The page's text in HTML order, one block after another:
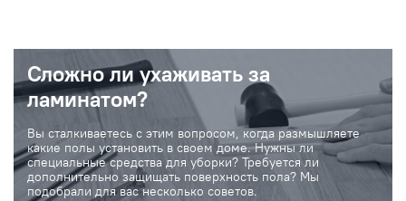
Сложно ли ухаживать за
ламинатом?
Вы сталкиваетесь с этим вопросом, когда размышляете
какие полы установить в своем доме. Нужны ли
специальные средства для уборки? Требуется ли
дополнительно защищать поверхность пола? Мы
подобрали для вас несколько советов.